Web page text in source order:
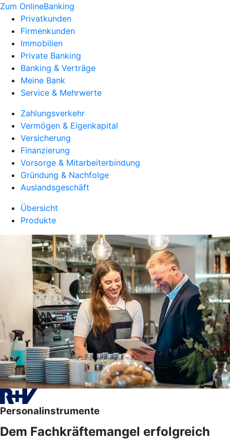
Zum OnlineBanking
Privatkunden
Firmenkunden
Immobilien
Private Banking
Banking & Verträge
Meine Bank
Service & Mehrwerte
Zahlungsverkehr
Vermögen & Eigenkapital
Versicherung
Finanzierung
Vorsorge & Mitarbeiterbindung
Gründung & Nachfolge
Auslandsgeschäft
Übersicht
Produkte
Personalinstrumente
Dem Fachkräftemangel erfolgreich